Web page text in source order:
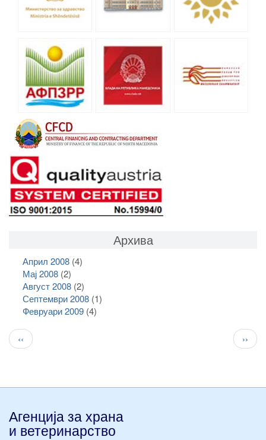
Архива
Април 2008(4)
Мај 2008(2)
Август 2008(2)
Септември 2008(1)
Февруари 2009(4)
Pagination
Previous
page
‹‹ ››
Агенција за храна
и ветеринарство